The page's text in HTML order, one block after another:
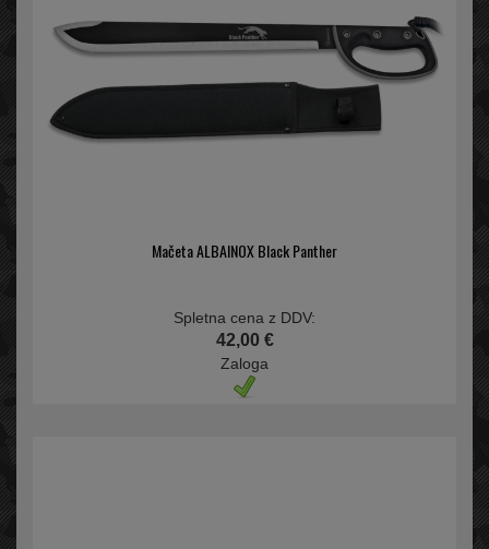
Mačeta ALBAINOX Black Panther
Spletna cena z DDV:
42,00 €
Zaloga